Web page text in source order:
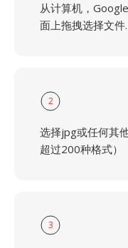
从计算机，
面上拖拽选择文件.
2
选择jpg或任何其
超过200种格式）
3